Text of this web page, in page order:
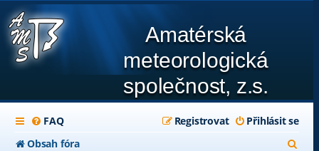
Amatérská
meteorologická
společnost, z.s.
FAQ Přihlásit se
Registrovat
Obsah fóra